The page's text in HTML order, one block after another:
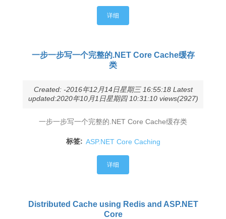
详细
一步一步写一个完整的.NET Core Cache缓存
类
Created: -2016年12月14日星期三 16:55:18 Latest
updated:2020年10月1日星期四 10:31:10 views(2927)
一步一步写一个完整的.NET Core Cache缓存类
标签: ASP.NET Core Caching
详细
Distributed Cache using Redis and ASP.NET
Core